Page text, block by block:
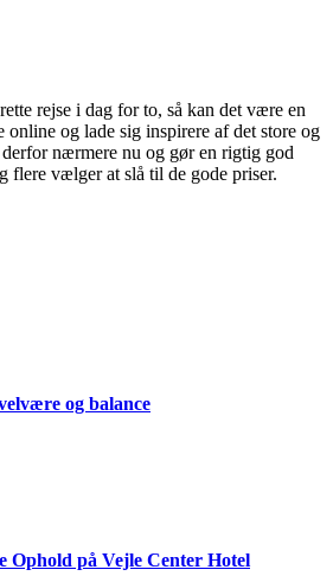
rejse i dag for to, så kan det være en
og lade sig inspirere af det store og
nærmere nu og gør en rigtig god
flere vælger at slå til de gode priser.
og balance
Ophold på Vejle Center Hotel